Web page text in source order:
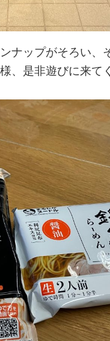
ナップがそろい、
、是非遊びに来て